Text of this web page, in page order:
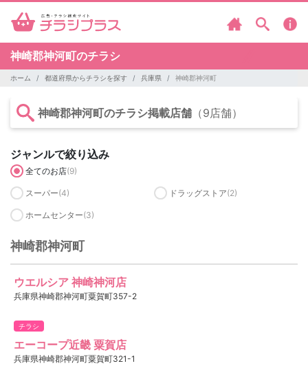
神崎郡神河町のチラシ
ホーム 都道府県からチラシを探す 兵庫県 神崎郡神河町
神崎郡神河町のチラシ掲載店舗 （9店舗）
ジャンルで絞り込み
全てのお店(9)
スーパー(4) ドラッグストア(2)
ホームセンター(3)
神崎郡神河町
ウエルシア 神崎神河店
兵庫県神崎郡神河町粟賀町357-2
チラシ
エーコープ近畿 粟賀店
兵庫県神崎郡神河町粟賀町321-1